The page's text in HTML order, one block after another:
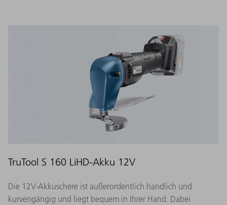
TruTool S 160 LiHD-Akku 12V
Die 12V-Akkuschere ist außerordentlich handlich und
kurvengängig und liegt bequem in Ihrer Hand. Dabei